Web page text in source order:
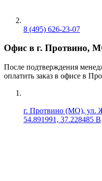
8 (495) 626-23-07
Офис в г. Протвино,
После подтверждения
оплатить заказ в офисе в
г. Протвино (МО), ул.
54.891991, 37.228485 В